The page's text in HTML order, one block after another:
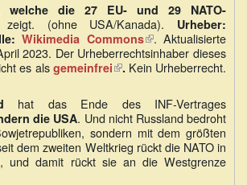
welche die 27 EU- und 29 NATO-
zeigt. (ohne USA/Kanada). Urheber:
Wikimedia Commons(Link
ist
extern)
. Aktualisierte
2023. Der Urheberrechtsinhaber dieses
es als gemeinfrei(Link
extern)
. Kein Urheberrecht.
hat das Ende des INF-Vertrages
die USA. Und nicht Russland bedroht
sondern mit dem größten
dem zweiten Weltkrieg rückt die NATO in
und damit rückt sie an die Westgrenze